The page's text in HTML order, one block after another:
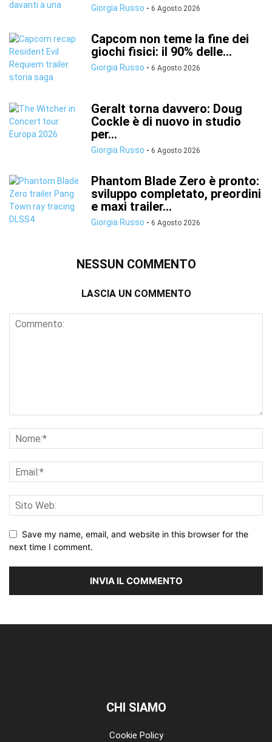
Giorgia Russo - 6 Agosto 2026
Capcom non teme la fine dei
giochi fisici: il 90% delle...
Giorgia Russo - 6 Agosto 2026
Geralt torna davvero: Doug
Cockle è di nuovo in studio
per...
Giorgia Russo - 6 Agosto 2026
Phantom Blade Zero è pronto:
sviluppo completato, preordini
e maxi trailer...
Giorgia Russo - 6 Agosto 2026
NESSUN COMMENTO
LASCIA UN COMMENTO
Save my name, email, and website in this browser for the
next time I comment.
CHI SIAMO
Cookie Policy